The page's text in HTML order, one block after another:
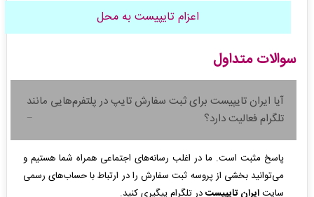
اعزام تایپیست به محل
سوالات متداول
آیا ایران تایپیست برای ثبت سفارش تایپ در پلتفرم‌هایی مانند
تلگرام فعالیت دارد؟
پاسخ مثبت است. ما در اغلب رسانه‌های اجتماعی همراه شما هستیم و
می‌توانید بخشی از پروسه ثبت سفارش را در ارتباط با حساب‌های رسمی
سایتایران تایپیستدر تلگرام پیگیری کنید.